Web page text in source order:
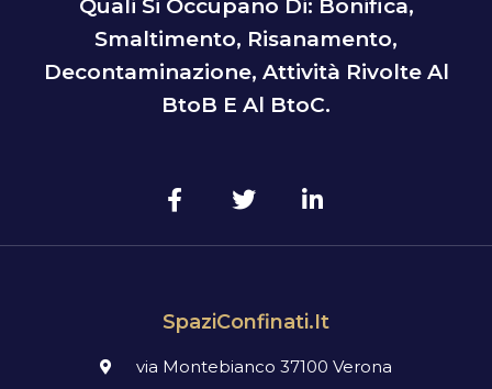
Quali Si Occupano Di: Bonifica,
Smaltimento, Risanamento,
Decontaminazione, Attività Rivolte Al
BtoB E Al BtoC.
SpaziConfinati.it
via Montebianco 37100 Verona